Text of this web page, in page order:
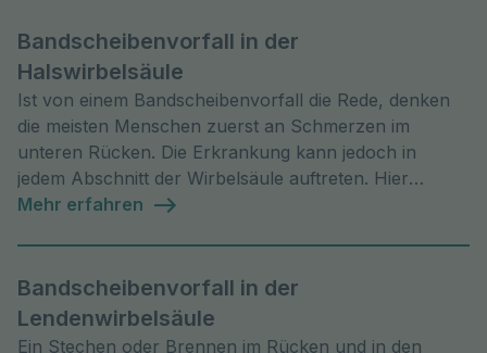
Bandscheibenvorfall in der
Halswirbelsäule
Ist von einem Bandscheibenvorfall die Rede, denken
die meisten Menschen zuerst an Schmerzen im
unteren Rücken. Die Erkrankung kann jedoch in
jedem Abschnitt der Wirbelsäule auftreten. Hier
erfahren Sie, wie wir Ihnen helfen können!
Mehr erfahren
Bandscheibenvorfall in der
Lendenwirbelsäule
Ein Stechen oder Brennen im Rücken und in den